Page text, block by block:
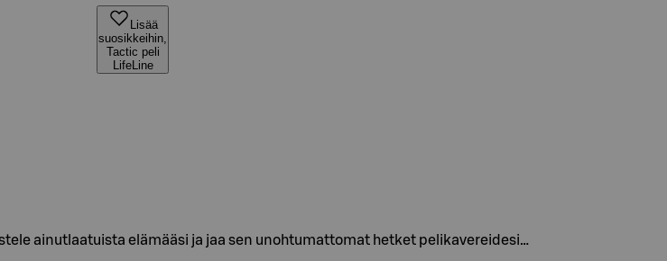
Lisää
suosikkeihin,
Tactic peli
LifeLine
ainutlaatuista elämääsi ja jaa sen unohtumattomat hetket pelikavereidesi…